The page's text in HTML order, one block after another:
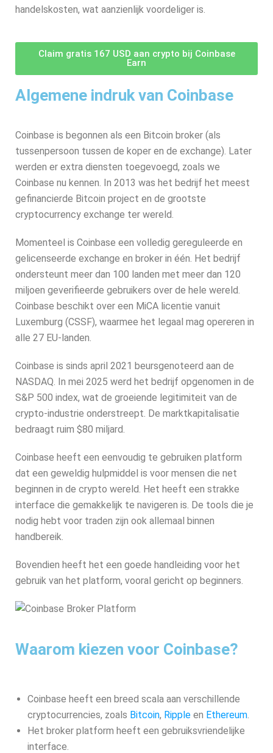
handelskosten, wat aanzienlijk voordeliger is.
Claim gratis 167 USD aan crypto bij Coinbase
Earn
Algemene indruk van Coinbase
Coinbase is begonnen als een Bitcoin broker (als
tussenpersoon tussen de koper en de exchange). Later
werden er extra diensten toegevoegd, zoals we
Coinbase nu kennen. In 2013 was het bedrijf het meest
gefinancierde Bitcoin project en de grootste
cryptocurrency exchange ter wereld.
Momenteel is Coinbase een volledig gereguleerde en
gelicenseerde exchange en broker in één. Het bedrijf
ondersteunt meer dan 100 landen met meer dan 120
miljoen geverifieerde gebruikers over de hele wereld.
Coinbase beschikt over een MiCA licentie vanuit
Luxemburg (CSSF), waarmee het legaal mag opereren in
alle 27 EU-landen.
Coinbase is sinds april 2021 beursgenoteerd aan de
NASDAQ. In mei 2025 werd het bedrijf opgenomen in de
S&P 500 index, wat de groeiende legitimiteit van de
crypto-industrie onderstreept. De marktkapitalisatie
bedraagt ruim $80 miljard.
Coinbase heeft een eenvoudig te gebruiken platform
dat een geweldig hulpmiddel is voor mensen die net
beginnen in de crypto wereld. Het heeft een strakke
interface die gemakkelijk te navigeren is. De tools die je
nodig hebt voor traden zijn ook allemaal binnen
handbereik.
Bovendien heeft het een goede handleiding voor het
gebruik van het platform, vooral gericht op beginners.
Waarom kiezen voor Coinbase?
Coinbase heeft een breed scala aan verschillende
cryptocurrencies, zoals Bitcoin, Ripple en Ethereum.
Het broker platform heeft een gebruiksvriendelijke
interface.